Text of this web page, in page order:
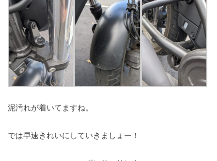
泥汚れが着いてますね。
では早速きれいにしていきましょー！